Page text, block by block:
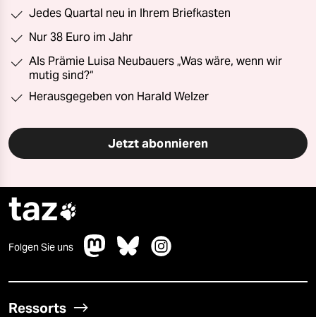
Jedes Quartal neu in Ihrem Briefkasten
Nur 38 Euro im Jahr
Als Prämie Luisa Neubauers „Was wäre, wenn wir
mutig sind?“
Herausgegeben von Harald Welzer
Jetzt abonnieren
taz
Folgen Sie uns
Ressorts